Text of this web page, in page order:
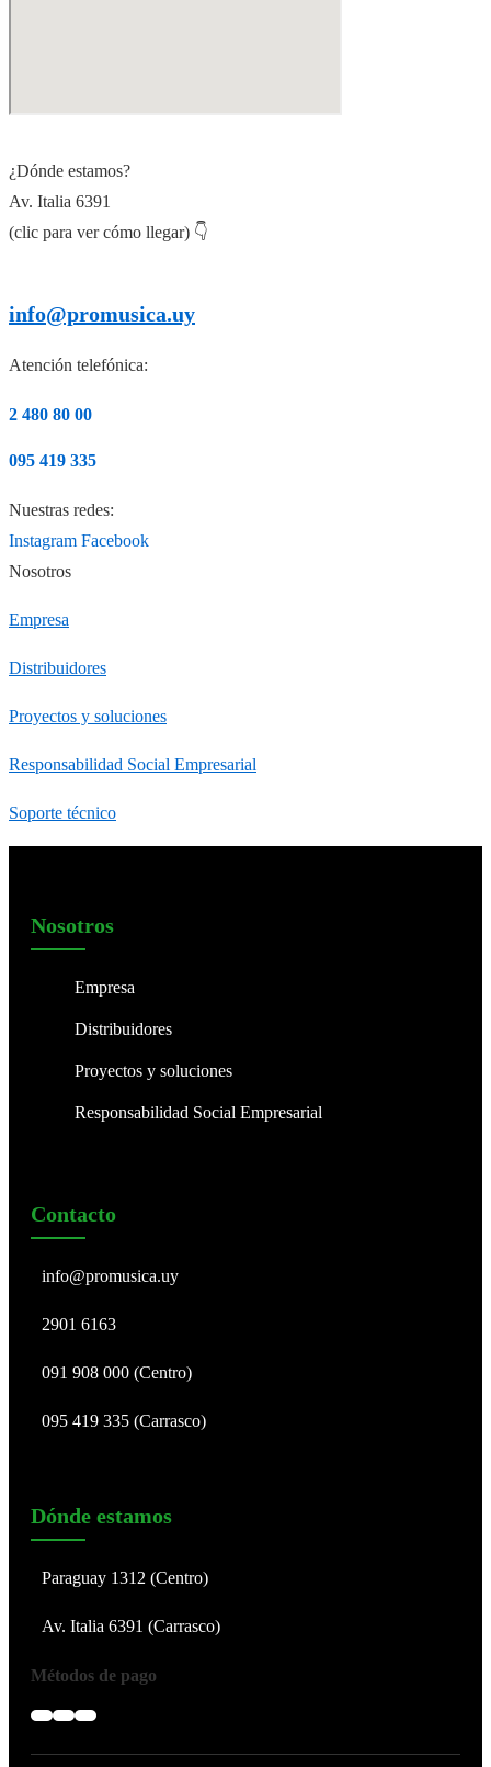
¿Dónde estamos?
Av. Italia 6391
(clic para ver cómo llegar) 👇
info@promusica.uy
Atención telefónica:
2 480 80 00
095 419 335
Nuestras redes:
Instagram Facebook
Nosotros
Empresa
Distribuidores
Proyectos y soluciones
Responsabilidad Social Empresarial
Soporte técnico
Nosotros
Empresa
Distribuidores
Proyectos y soluciones
Responsabilidad Social Empresarial
Contacto
info@promusica.uy
2901 6163
091 908 000 (Centro)
095 419 335 (Carrasco)
Dónde estamos
Paraguay 1312 (Centro)
Av. Italia 6391 (Carrasco)
Métodos de pago